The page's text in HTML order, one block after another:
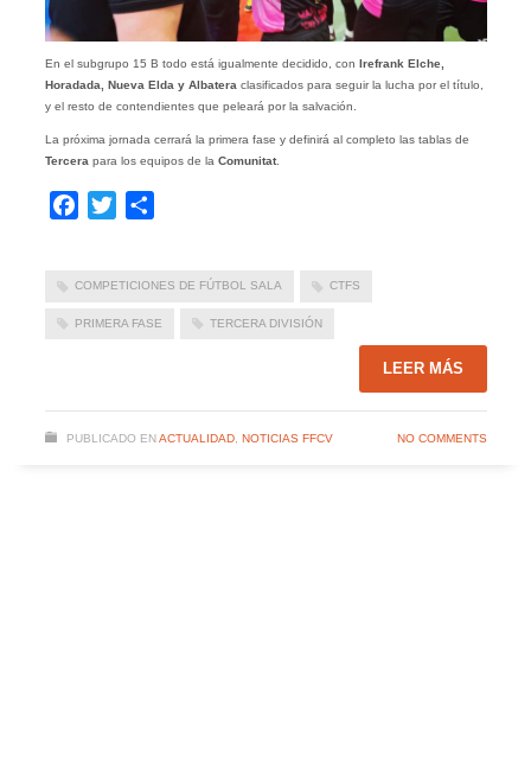
En el subgrupo 15 B todo está igualmente decidido, con Irefrank Elche,
Horadada, Nueva Elda y Albatera clasificados para seguir la lucha por el título,
y el resto de contendientes que peleará por la salvación.
La próxima jornada cerrará la primera fase y definirá al completo las tablas de
Tercera para los equipos de la Comunitat.
Facebook
Twitter
COMPETICIONES DE FÚTBOL SALA CTFS
PRIMERA FASE TERCERA DIVISIÓN
LEER MÁS
PUBLICADO EN ACTUALIDAD, NOTICIAS FFCV NO COMMENTS